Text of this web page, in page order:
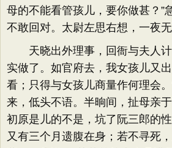
母的不能看管孩儿，要你做甚？”
不敢回对。太尉左思右想，一夜无
天晓出外理事，回衙与夫人计
实做了。如官府去，我女孩儿又
看；只得与女孩儿商量作何理会
来，低头不语。半晌间，扯母亲
初原是儿的不是，坑了阮三郎的
又有三个月遗腹在身；若不寻死